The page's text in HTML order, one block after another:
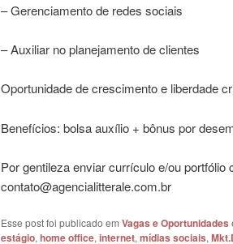
– Gerenciamento de redes sociais
– Auxiliar no planejamento de clientes
Oportunidade de crescimento e liberdade
Benefícios: bolsa auxílio + bônus por
Por gentileza enviar currículo e/ou portfólio
contato@agencialitterale.com.br
Esse post foi publicado em Vagas e Oportunidades
estágio,home office,internet,mídias sociais,